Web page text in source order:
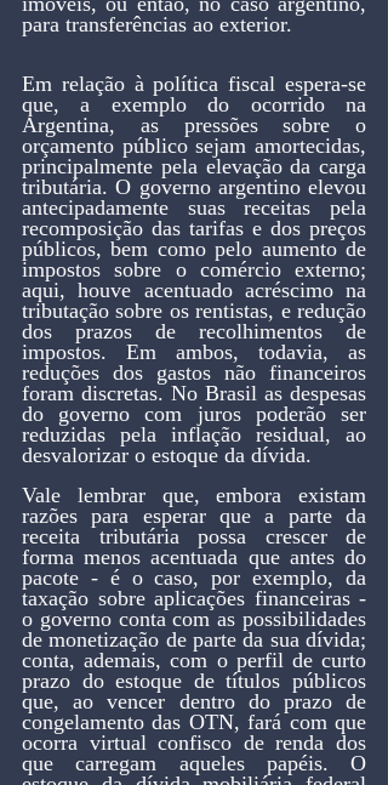
para transferências ao exterior.
Em relação à política fiscal espera-se
que, a exemplo do ocorrido na
Argentina, as pressões sobre o
orçamento público sejam amortecidas,
principalmente pela elevação da carga
tributária. O governo argentino elevou
antecipadamente suas receitas pela
recomposição das tarifas e dos preços
públicos, bem como pelo aumento de
impostos sobre o comércio externo;
aqui, houve acentuado acréscimo na
tributação sobre os rentistas, e redução
dos prazos de recolhimentos de
impostos. Em ambos, todavia, as
reduções dos gastos não financeiros
foram discretas. No Brasil as despesas
do governo com juros poderão ser
reduzidas pela inflação residual, ao
desvalorizar o estoque da dívida.
Vale lembrar que, embora existam
razões para esperar que a parte da
receita tributária possa crescer de
forma menos acentuada que antes do
pacote - é o caso, por exemplo, da
taxação sobre aplicações financeiras -
o governo conta com as possibilidades
de monetização de parte da sua dívida;
conta, ademais, com o perfil de curto
prazo do estoque de títulos públicos
que, ao vencer dentro do prazo de
congelamento das OTN, fará com que
ocorra virtual confisco de renda dos
que carregam aqueles papéis. O